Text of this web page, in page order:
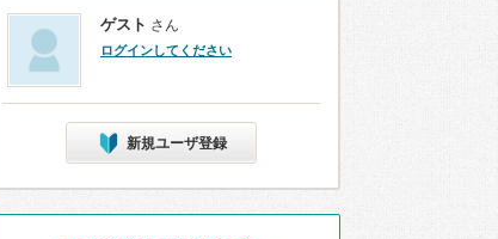
ゲスト さん
ログインしてください
新規ユーザ登録